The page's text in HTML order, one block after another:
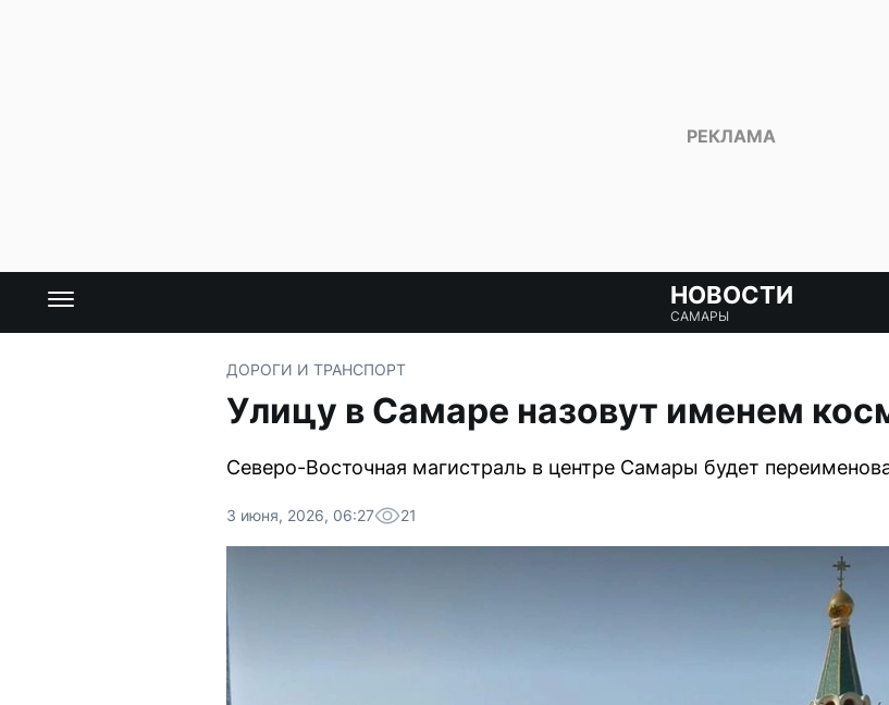
НОВОСТИ
САМАРЫ
ДОРОГИ И ТРАНСПОРТ
Улицу в Самаре назовут именем
Северо-Восточная магистраль в центре Самары будет
3 июня, 2026, 06:27 21